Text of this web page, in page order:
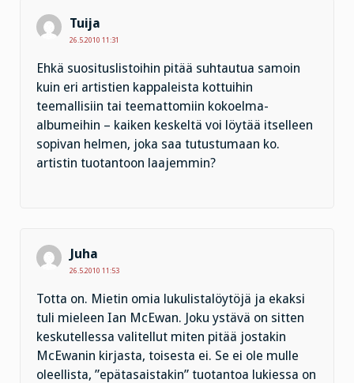
Tuija
26.5.2010 11:31
Ehkä suosituslistoihin pitää suhtautua samoin
kuin eri artistien kappaleista kottuihin
teemallisiin tai teemattomiin kokoelma-
albumeihin – kaiken keskeltä voi löytää itselleen
sopivan helmen, joka saa tutustumaan ko.
artistin tuotantoon laajemmin?
Juha
26.5.2010 11:53
Totta on. Mietin omia lukulistalöytöjä ja ekaksi
tuli mieleen Ian McEwan. Joku ystävä on sitten
keskutellessa valitellut miten pitää jostakin
McEwanin kirjasta, toisesta ei. Se ei ole mulle
oleellista, ”epätasaistakin” tuotantoa lukiessa on